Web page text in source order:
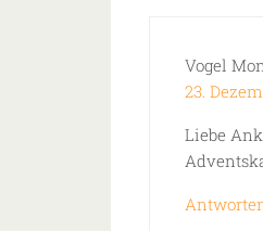
Vogel
23.
Liebe